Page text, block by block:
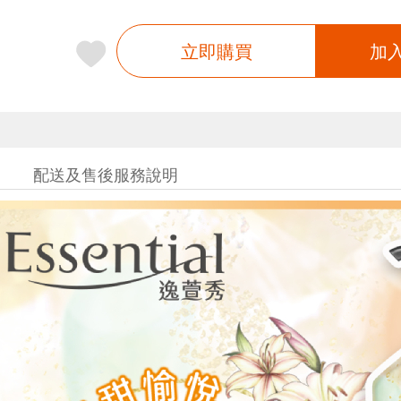
立即購買 加
配送及售後服務說明